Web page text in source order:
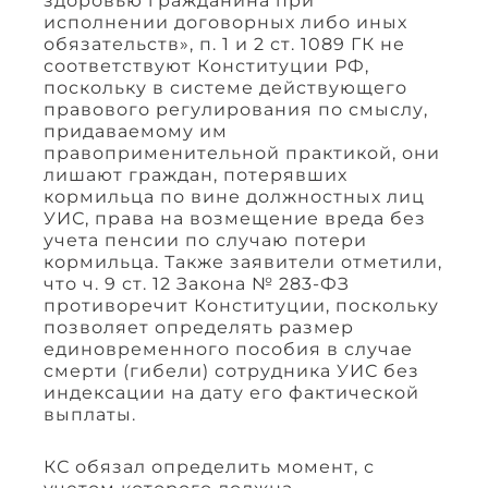
исполнении договорных либо иных
обязательств», п. 1 и 2 ст. 1089 ГК не
соответствуют Конституции РФ,
поскольку в системе действующего
правового регулирования по смыслу,
придаваемому им
правоприменительной практикой, они
лишают граждан, потерявших
кормильца по вине должностных лиц
УИС, права на возмещение вреда без
учета пенсии по случаю потери
кормильца. Также заявители отметили,
что ч. 9 ст. 12 Закона № 283-ФЗ
противоречит Конституции, поскольку
позволяет определять размер
единовременного пособия в случае
смерти (гибели) сотрудника УИС без
индексации на дату его фактической
выплаты.
КС обязал определить момент, с